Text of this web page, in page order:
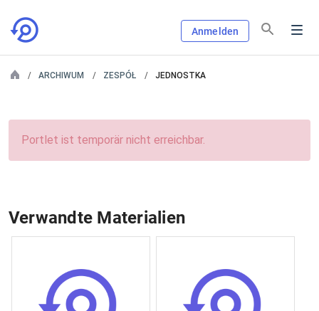
Anmelden
ARCHIWUM ZESPÓŁ JEDNOSTKA
Portlet ist temporär nicht erreichbar.
Verwandte Materialien